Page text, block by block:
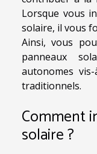
Lorsque vous
solaire, il vous
Ainsi, vous
panneaux
autonomes
traditionnels.
Comment
solaire ?